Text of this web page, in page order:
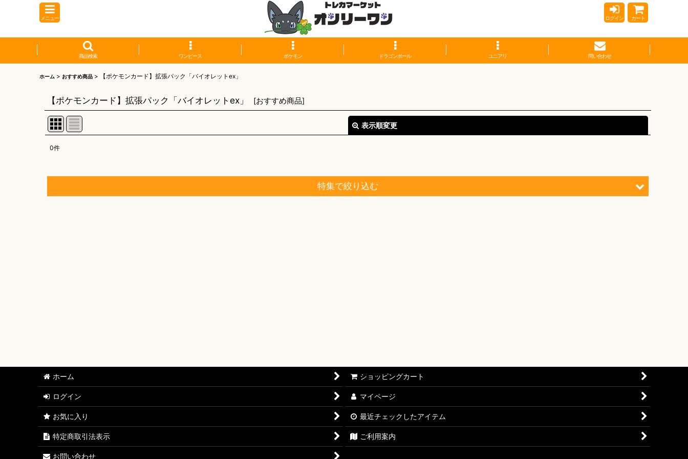
メニュー ログイン カート
商品検索 ワンピース ポケモン ドラゴンボール ユニアリ 問い合わせ
ホーム > おすすめ商品 > 【ポケモンカード】拡張パック「バイオレットex」
【ポケモンカード】拡張パック「バイオレットex」 [おすすめ商品]
表示順変更
0件
特集で絞り込む
【ワンピースカード】エクストラブースター ONE PIECE Heroines Edition【EB-03】
【ワンピースカード】ブースターパック 受け継がれる意志【OP-13】
【ワンピースカード】プレミアムブースター ONE PIECE CARD THE BEST vol.2【PRB-02】
【ワンピースカード】ブースターパック 師弟の絆【OP-12】
【ワンピースカード】ブースターパック 神速の拳【OP-11】
ホーム ショッピングカート
ログイン マイページ
お気に入り 最近チェックしたアイテム
特定商取引法表示 ご利用案内
お問い合わせ